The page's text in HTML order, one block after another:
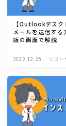
【Outlookデスク
メールを送信する
版の画面で解説
2022.12.25 ソフ